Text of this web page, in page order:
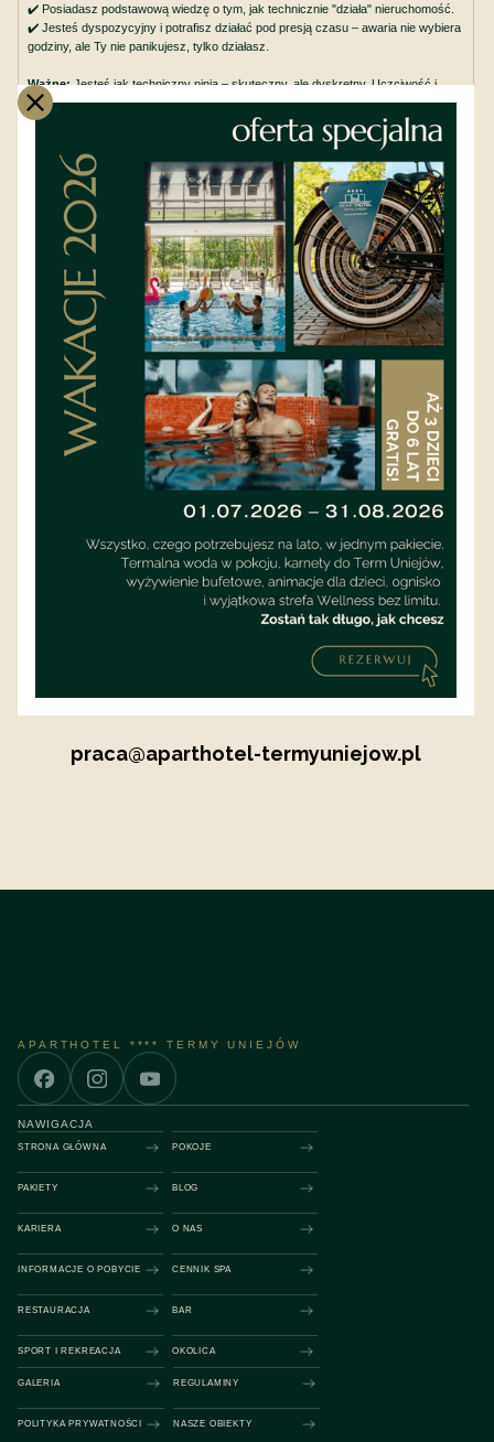
✔️ Posiadasz podstawową wiedzę o tym, jak technicznie "działa" nieruchomość.
✔️ Jesteś dyspozycyjny i potrafisz działać pod presją czasu – awaria nie wybiera
godziny, ale Ty nie panikujesz, tylko działasz.
Ważne:Jesteś jak techniczny ninja – skuteczny, ale dyskretny. Uczciwość i
wysoka kultura osobista to u nas podstawa, bo pracujemy w miejscu, gdzie
Goście szukają intymności i spokoju.
✔️ Po prostu masz pozytywne usposobienie do ludzi i problemów.
Co my dajemy Tobie?
✔️ Pracę w miejscu, które jest unikalne na skalę Polski (serio, nikt inny nie ma
term w pokojach!).
✔️ Naprawdę przyjazną atmosferę – lubimy się tu i gramy do jednej bramki.
✔️ Szkolenie wdrożeniowe z naszych standardów, żebyś czuł się pewnie od
pierwszego dnia.
✔️ Możliwość rozwoju zawodowego.
✔️ Zniżkę pracowniczą na obiady w naszej restauracji (bo bohater drugiego planu
musi dobrze zjeść!).
Czujesz, że to o Tobie? Aplikuj!
Wyślij nam swoje CV (życiorys) wraz ze
zdjęciem i listem motywacyjnym.
na przetwarzanie danych osobowych.
praca@aparthotel-termyuniejow.pl
APARTHOTEL **** TERMY UNIEJÓW
NAWIGACJA
STRONA GŁÓWNA POKOJE
PAKIETY BLOG
KARIERA O NAS
INFORMACJE O POBYCIE CENNIK SPA
RESTAURACJA BAR
SPORT I REKREACJA OKOLICA
GALERIA REGULAMINY
POLITYKA PRYWATNOŚCI NASZE OBIEKTY